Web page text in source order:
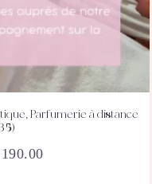
DÉTAILS
Parfumerie à distance